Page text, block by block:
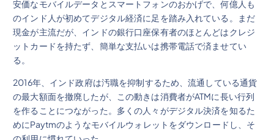
安価なモバイルデータとスマートフォンのおかげで、何億人も
のインド人が初めてデジタル経済に足を踏み入れている。まだ
現金が主流だが、インドの銀行口座保有者のほとんどはクレジ
ットカードを持たず、簡単な支払いは携帯電話で済ませてい
る。
2016年、インド政府は汚職を抑制するため、流通している通貨
の最大額面を撤廃したが、この動きは消費者がATMに長い行列
を作ることにつながった。多くの人々がデジタル決済を知るた
めにPaytmのようなモバイルウォレットをダウンロードし、そ